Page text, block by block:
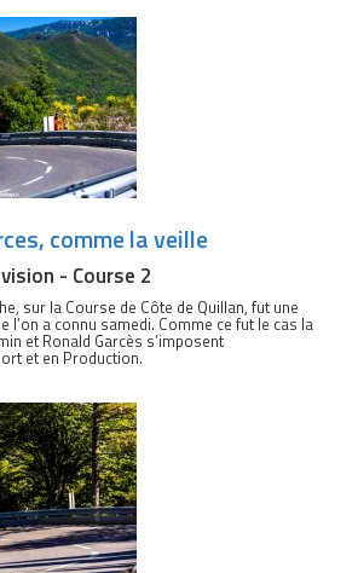
comme la veille
- Course 2
sur la Course de Côte de Quillan, fut une
l’on a connu samedi. Comme ce fut le cas la
et Ronald Garcès s’imposent
et en Production.